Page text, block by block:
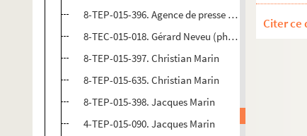
8-TEP-015-396. Agence de presse Bernand
8-TEC-015-018. Gérard Neveu (photographe).
8-TEP-015-397. Christian Marin
8-TEP-015-635. Christian Marin
8-TEP-015-398. Jacques Marin
4-TEP-015-090. Jacques Marin
Citer ce